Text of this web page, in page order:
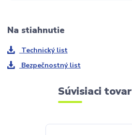
Na stiahnutie
Technický list
Bezpečnostný list
Súvisiaci tovar